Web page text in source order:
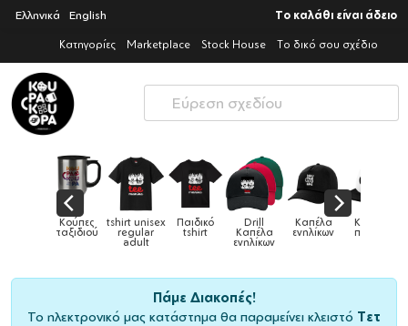
Ελληνικά English Το καλάθι είναι άδειο
Κατηγορίες Marketplace Stock House Το δικό σου σχέδιο
Παιδικό
tshirt
Drill
Καπέλα
ενηλίκων
Καπέλα
ενηλίκων
Καπέλα
παιδικά Κούπες Κούπες
Πάμε Διακοπές!
Το ηλεκτρονικό μας κατάστημα θα παραμείνει κλειστό Τετ